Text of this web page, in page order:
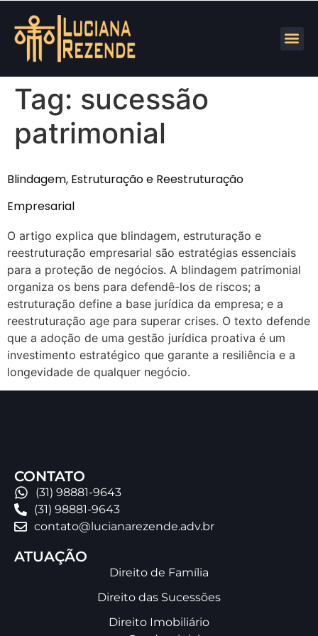
Tag: sucessão
patrimonial
Blindagem, Estruturação e Reestruturação
Empresarial
O artigo explica que blindagem, estruturação e
reestruturação empresarial são estratégias essenciais
para a proteção de negócios. A blindagem patrimonial
organiza os bens para defendê-los de riscos; a
estruturação define a base jurídica da empresa; e a
reestruturação age para superar crises. O texto defende
que a adoção de uma gestão jurídica proativa é um
investimento estratégico que garante a resiliência e a
longevidade de qualquer negócio.
CONTATO
(31) 98881-9643
(31) 98881-9643
contato@lucianarezende.adv.br
ATUAÇÃO
Direito de Família
Direito das Sucessões
Direito Imobiliário